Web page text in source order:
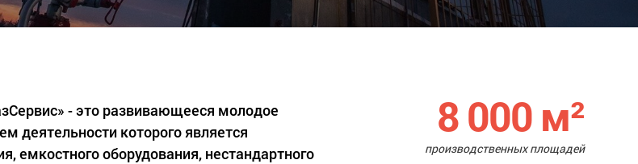
- это развивающееся молодое
деятельности которого является
емкостного оборудования, нестандартного
8 000м²
производственных площадей